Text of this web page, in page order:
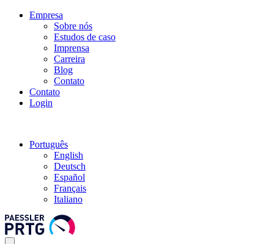
Empresa
Sobre nós
Estudos de caso
Imprensa
Carreira
Blog
Contato
Contato
Login
Português
English
Deutsch
Español
Français
Italiano